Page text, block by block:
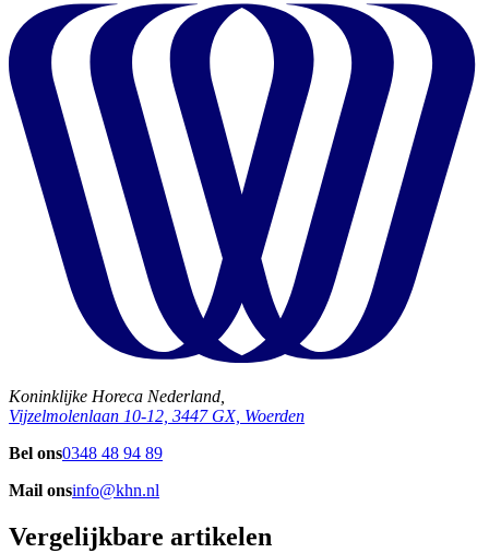
Koninklijke Horeca Nederland,
Vijzelmolenlaan 10-12, 3447 GX, Woerden
Bel ons0348 48 94 89
Mail onsinfo@khn.nl
Vergelijkbare artikelen